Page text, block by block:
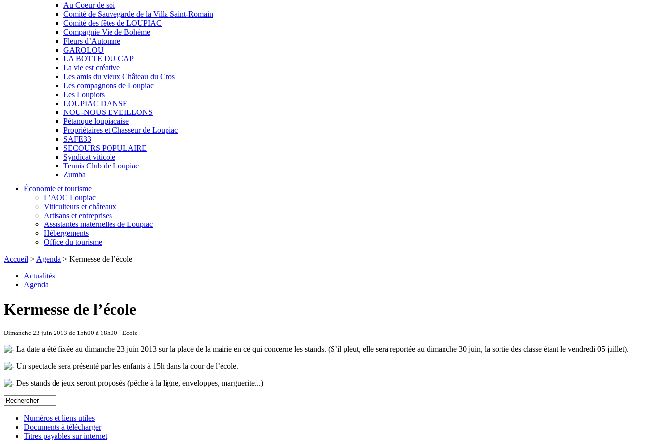
Au Coeur de soi
Comité de Sauvegarde de la Villa Saint-Romain
Comité des fêtes de LOUPIAC
Compagnie Vie de Bohème
Fleurs d’Automne
GAROLOU
LA BOTTE DU CAP
La vie est créative
Les amis du vieux Château du Cros
Les compagnons de Loupiac
Les Loupiots
LOUPIAC DANSE
NOU-NOUS EVEILLONS
Pétanque loupiacaise
Propriétaires et Chasseur de Loupiac
SAFE33
SECOURS POPULAIRE
Syndicat viticole
Tennis Club de Loupiac
Zumba
Économie et tourisme
L’AOC Loupiac
Viticulteurs et châteaux
Artisans et entreprises
Assistantes maternelles de Loupiac
Hébergements
Office du tourisme
Accueil > Agenda > Kermesse de l’école
Actualités
Agenda
Kermesse de l’école
Dimanche 23 juin 2013 de 15h00 à 18h00 - Ecole
La date a été fixée au dimanche 23 juin 2013 sur la place de la mairie en ce qui concerne les stands. (S’il pleut, elle sera reportée au dimanche 30 juin, la sortie des classe étant le vendredi 05 juillet).
Un spectacle sera présenté par les enfants à 15h dans la cour de l’école.
Des stands de jeux seront proposés (pêche à la ligne, enveloppes, marguerite...)
Numéros et liens utiles
Documents à télécharger
Titres payables sur internet